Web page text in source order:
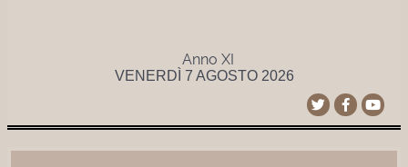
Anno XI
VENERDÌ 7 AGOSTO 2026